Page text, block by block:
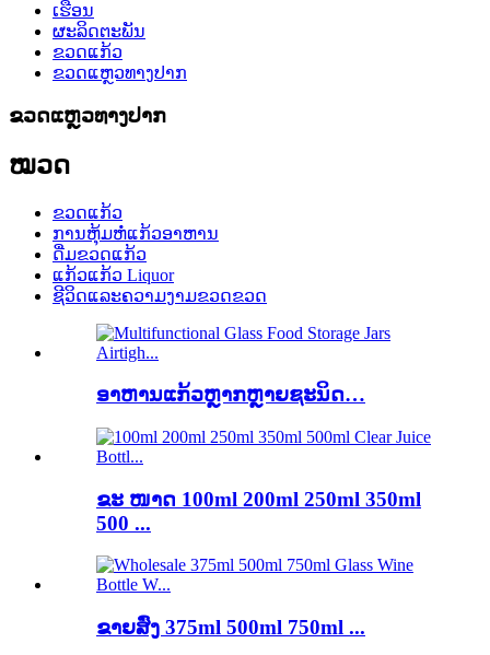
ເຮືອນ
ຜະລິດຕະພັນ
ຂວດແກ້ວ
ຂວດແຫຼວທາງປາກ
ຂວດແຫຼວທາງປາກ
ໝວດ
ຂວດແກ້ວ
ການຫຸ້ມຫໍ່ແກ້ວອາຫານ
ດື່ມຂວດແກ້ວ
ແກ້ວແກ້ວ Liquor
ຊີວິດແລະຄວາມງາມຂວດຂວດ
ອາຫານແກ້ວຫຼາກຫຼາຍຊະນິດ…
ຂະ ໜາດ 100ml 200ml 250ml 350ml
500 ...
ຂາຍສົ່ງ 375ml 500ml 750ml ...